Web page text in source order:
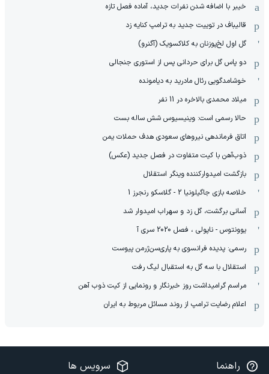
خیبر با اضافه شدن نفرات جدید، آماده فصل تازه
قالیباف در توییت جدید به ترامپ کنایه زد
گل اول لخ‌پوزنان به کلاکسویک (آگنرو)
دو پاس گل برای حردانی پس از استوری جنجالی
خوشامدگویی رئال مادرید به دیامونده
میلاد محمدی بالاخره در 11 نفر
حالا رسمی است: وینیسیوس شش ساله بست
اتاق فرماندهی نیروهای سعودی هدف حملات یمن
ذوب‌آهن با کیت متفاوت در فصل جدید (عکس)
بازگشت امیدوارکننده وینگر استقلال
خلاصه بازی جاگیلونیا 2 - گلاسکو رنجرز 1
آسانی برگشت، گل زد و سهراب امیدوار شد
یوونتوس - ناپولی ، فصل 2020 سری آ
رسمی: پدیده فرانسوی به پاری‌سن‌ژرمن پیوست
استقلال با سه گل به استقبال لیگ رفت
مراسم گرامیداشت روز خبرنگار و رونمایی از کیت ذوب آهن
اعلام رضایت ترامپ از روند مسائل مربوط به ایران
راهنما سرویس ها